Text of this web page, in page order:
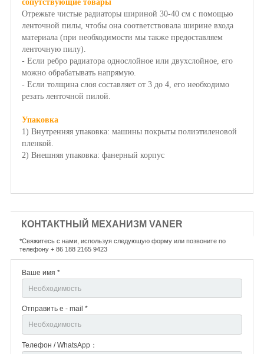
сопутствующие товары
Отрежьте чистые радиаторы шириной 30-40 см с помощью
ленточной пилы, чтобы она соответствовала ширине входа
материала (при необходимости мы также предоставляем
ленточную пилу).
- Если ребро радиатора однослойное или двухслойное, его
можно обрабатывать напрямую.
- Если толщина слоя составляет от 3 до 4, его необходимо
резать ленточной пилой.
Упаковка
1) Внутренняя упаковка: машины покрыты полиэтиленовой
пленкой.
2) Внешняя упаковка: фанерный корпус
КОНТАКТНЫЙ МЕХАНИЗМ VANER
*Свяжитесь с нами, используя следующую форму или позвоните по
телефону + 86 188 2165 9423
Ваше имя *
Отправить e - mail *
Телефон / WhatsApp：